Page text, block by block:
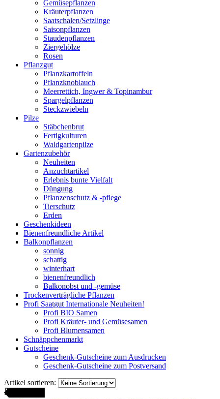
Gemüsepflanzen
Kräuterpflanzen
Saatschalen/Setzlinge
Saisonpflanzen
Staudenpflanzen
Ziergehölze
Rosen
Pflanzgut
Pflanzkartoffeln
Pflanzknoblauch
Meerrettich, Ingwer & Topinambur
Spargelpflanzen
Steckzwiebeln
Pilze
Stäbchenbrut
Fertigkulturen
Waldgartenpilze
Gartenzubehör
Neuheiten
Anzuchtartikel
Erlebnis bunte Vielfalt
Düngung
Pflanzenschutz & -pflege
Tierschutz
Erden
Geschenkideen
Bienenfreundliche Artikel
Balkonpflanzen
sonnig
schattig
winterhart
bienenfreundlich
Balkonobst und -gemüse
Trockenverträgliche Pflanzen
Profi Saatgut Internationale Neuheiten!
Profi BIO Samen
Profi Kräuter- und Gemüsesamen
Profi Blumensamen
Schnäppchenmarkt
Gutscheine
Geschenk-Gutscheine zum Ausdrucken
Geschenk-Gutscheine zum Postversand
Artikel sortieren: